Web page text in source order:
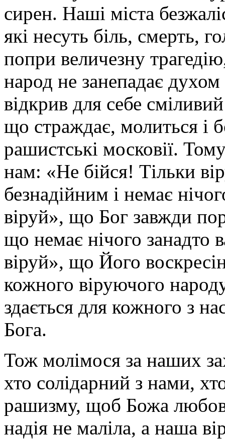
сирен. Наші міста
які несуть біль, смерть,
попри величезну
народ не занепадає духом
відкрив для себе
що страждає, молиться і
рашистські московії.
нам: «Не бійся! Тільки
безнадійним і немає
віруй», що Бог завжди
що немає нічого занадто
віруй», що Його
кожного віруючого
здається для кожного з
Бога.
Тож молімося за наших
хто солідарний з нами,
рашизму, щоб Божа
надія не маліла, а наша